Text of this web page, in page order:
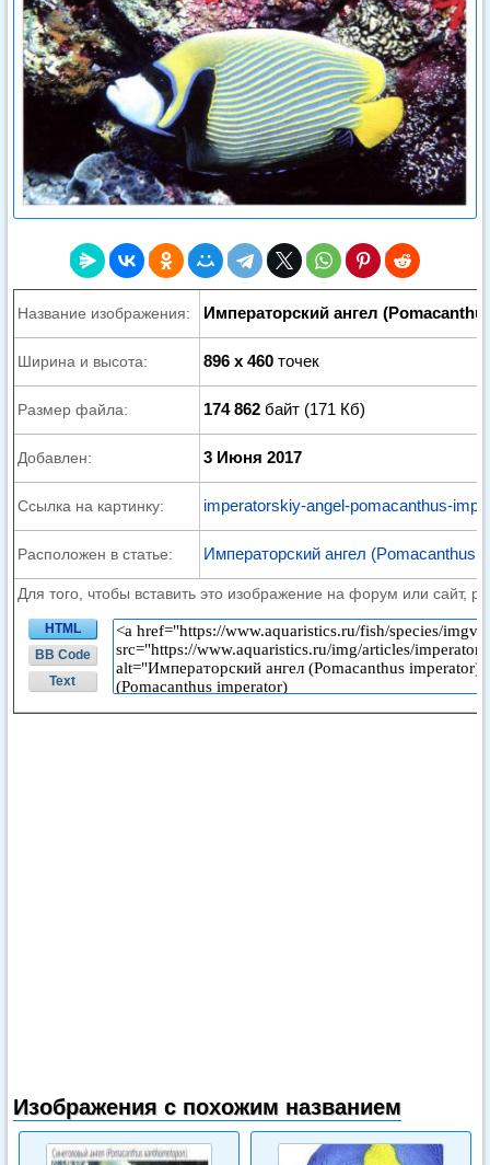
Название изображения: Императорский ангел
Ширина и высота: 896 x 460 точек
Размер файла: 174 862 байт (171 Кб)
Добавлен: 3 Июня 2017
Ссылка на картинку: imperatorskiy-angel-pomacanthus-
Расположен в статье: Императорский ангел (Pomacanthus
Для того, чтобы вставить это изображение на форум или сайт,
HTML
BB Code
Text
Изображения с похожим названием